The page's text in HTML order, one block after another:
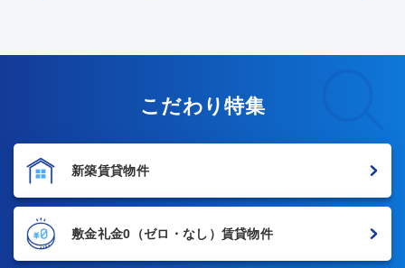
こだわり特集
新築賃貸物件
敷金礼金0 （ゼロ・なし）賃貸物件